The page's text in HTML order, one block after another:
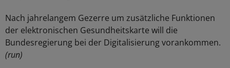
Nach jahrelangem Gezerre um zusätzliche Funktionen
der elektronischen Gesundheitskarte will die
Bundesregierung bei der Digitalisierung vorankommen.
(run)